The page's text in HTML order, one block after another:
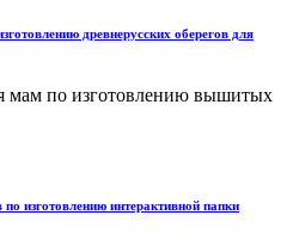
древнерусских оберегов для
мам по изготовлению вышитых
изготовлению интерактивной папки